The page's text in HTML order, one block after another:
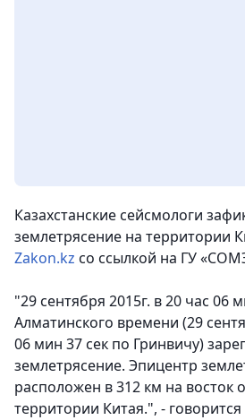
Казахстанские сейсмологи
землетрясение на территории
Zakon.kz со ссылкой на ГУ
"29 сентября 2015г. в 20 час 06
Алматинского времени (29
06 мин 37 сек по Гринвичу)
землетрясение. Эпицентр
расположен в 312 км на восток
территории Китая.", -